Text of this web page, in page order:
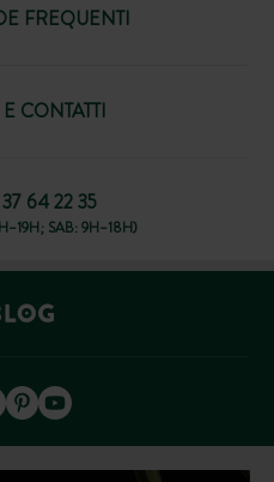
FREQUENTI
CONTATTI
64 22 35
SAB: 9H–18H)